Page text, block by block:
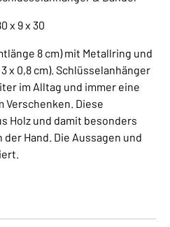
x 9 x 30
8 cm) mit Metallring und
x 0,8 cm). Schlüsselanhänger
im Alltag und immer eine
Verschenken. Diese
Holz und damit besonders
Hand. Die Aussagen und